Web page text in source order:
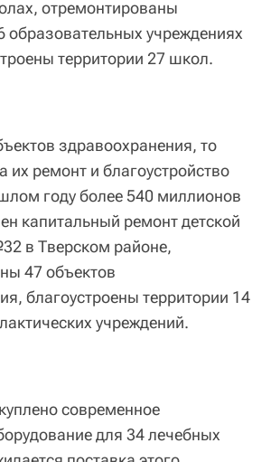
отремонтированы
учреждениях
территории 27 школ.
здравоохранения, то
их ремонт и благоустройство
году более 540 миллионов
капитальный ремонт детской
в Тверском районе,
47 объектов
благоустроены территории 14
учреждений.
современное
для 34 лечебных